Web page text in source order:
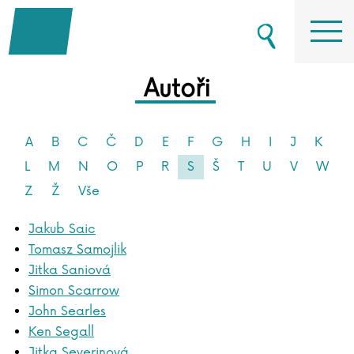
Autoři
A B C Č D E F G H I J
K
L
M N O P R S Š T U V
W
Z
Ž Vše
Jakub Saic
Tomasz Samojlik
Jitka Saniová
Simon Scarrow
John Searles
Ken Segall